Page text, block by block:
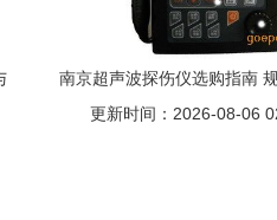
南京超声波探伤仪选购指南
价格深度解析
更新时间：2026-08-06